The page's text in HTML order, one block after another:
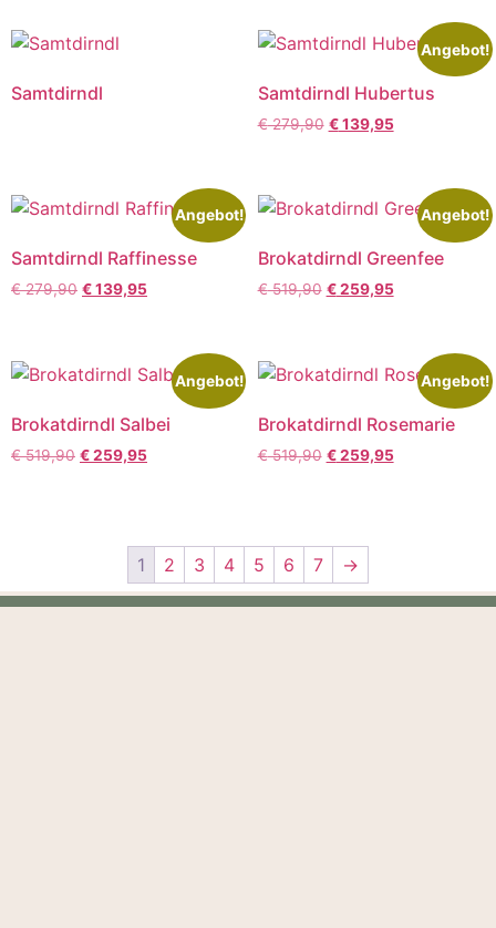
Samtdirndl
Angebot!
Samtdirndl Hubertus
€279,90 €139,95
Angebot!
Samtdirndl Raffinesse
€279,90 €139,95
Angebot!
Brokatdirndl Greenfee
€519,90 €259,95
Angebot!
Brokatdirndl Salbei
€519,90 €259,95
Angebot!
Brokatdirndl Rosemarie
€519,90 €259,95
1 2 3 4 5 6 7 →